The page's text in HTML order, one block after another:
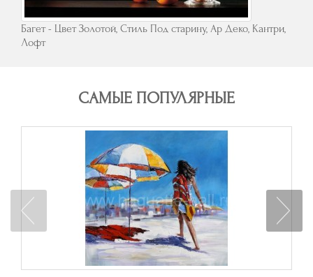
Багет - Цвет Золотой, Стиль Под старину, Ар Деко, Кантри,
Лофт
САМЫЕ ПОПУЛЯРНЫЕ